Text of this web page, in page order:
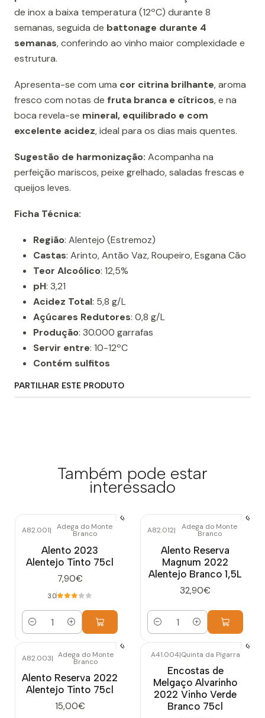
de inox a baixa temperatura (12ºC) durante 8
semanas, seguida de battonage durante 4
semanas, conferindo ao vinho maior complexidade e
estrutura.
Apresenta-se com uma cor citrina brilhante, aroma
fresco com notas de fruta branca e cítricos, e na
boca revela-se mineral, equilibrado e com
excelente acidez, ideal para os dias mais quentes.
Sugestão de harmonização: Acompanha na
perfeição mariscos, peixe grelhado, saladas frescas e
queijos leves.
Ficha Técnica:
Região: Alentejo (Estremoz)
Castas: Arinto, Antão Vaz, Roupeiro, Esgana Cão
Teor Alcoólico: 12,5%
pH: 3,21
Acidez Total: 5,8 g/L
Açúcares Redutores: 0,8 g/L
Produção: 30.000 garrafas
Servir entre: 10-12ºC
Contém sulfitos
PARTILHAR ESTE PRODUTO
Também pode estar
interessado
A82.001| Adega do Monte
Branco
Alento 2023
Alentejo Tinto 75cl
7,90€
3.0
Quantidade
A82.012| Adega do Monte
Branco
Alento Reserva
Magnum 2022
Alentejo Branco 1,5L
32,90€
Quantidade
A82.003| Adega do Monte
Branco
Alento Reserva 2022
Alentejo Tinto 75cl
15,00€
A41.004|Quinta da Pigarra
Encostas de
Melgaço Alvarinho
2022 Vinho Verde
Branco 75cl